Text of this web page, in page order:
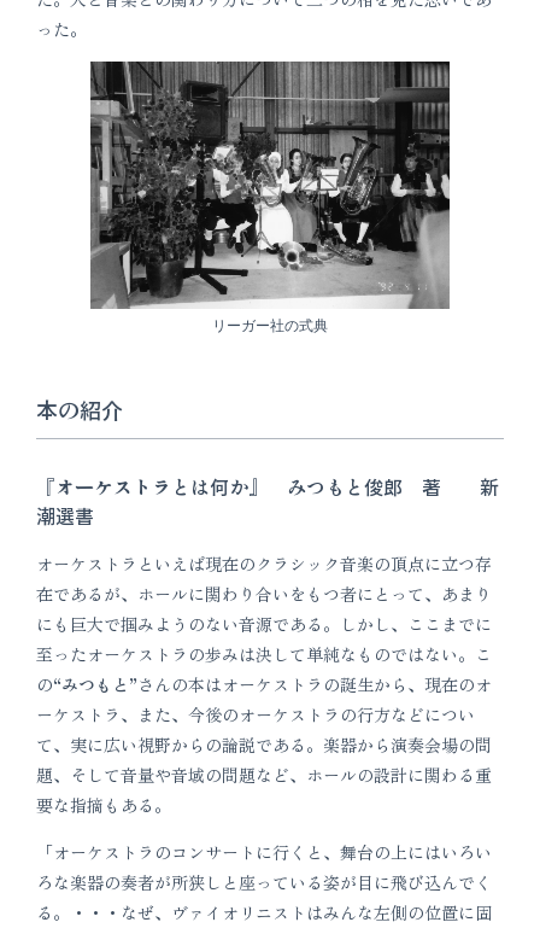
った。
リーガー社の式典
本の紹介
『オーケストラとは何か』 みつもと俊郎 著 新
潮選書
オーケストラといえば現在のクラシック音楽の頂点に立つ存
在であるが、ホールに関わり合いをもつ者にとって、あまり
にも巨大で掴みようのない音源である。しかし、ここまでに
至ったオーケストラの歩みは決して単純なものではない。こ
の“みつもと”さんの本はオーケストラの誕生から、現在のオ
ーケストラ、また、今後のオーケストラの行方などについ
て、実に広い視野からの論説である。楽器から演奏会場の問
題、そして音量や音域の問題など、ホールの設計に関わる重
要な指摘もある。
「オーケストラのコンサートに行くと、舞台の上にはいろい
ろな楽器の奏者が所狭しと座っている姿が目に飛び込んでく
る。・・・なぜ、ヴァイオリニストはみんな左側の位置に固